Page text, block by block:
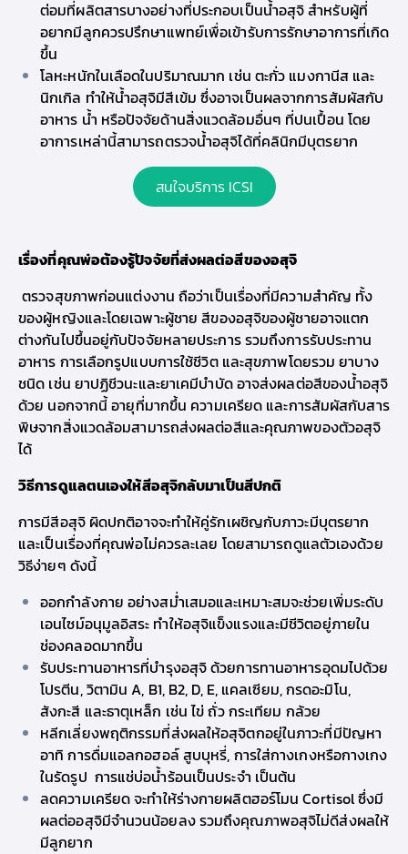
ต่อมที่ผลิตสารบางอย่างที่ประกอบเป็นน้ำอสุจิ สำหรับผู้ที่
อยากมีลูกควรปรึกษาแพทย์เพื่อเข้ารับการรักษาอาการที่เกิด
ขึ้น
โลหะหนักในเลือดในปริมาณมาก เช่น ตะกั่ว แมงกานีส และ
นิกเกิล ทำให้น้ำอสุจิมีสีเข้ม ซึ่งอาจเป็นผลจากการสัมผัสกับ
อาหาร น้ำ หรือปัจจัยด้านสิ่งแวดล้อมอื่นๆ ที่ปนเปื้อน โดย
อาการเหล่านี้สามารถตรวจน้ำอสุจิได้ที่คลินิกมีบุตรยาก
สนใจบริการ ICSI
เรื่องที่คุณพ่อต้องรู้ปัจจัยที่ส่งผลต่อสีของอสุจิ
ตรวจสุขภาพก่อนแต่งงาน ถือว่าเป็นเรื่องที่มีความสำคัญ ทั้ง
ของผู้หญิงและโดยเฉพาะผู้ชายสีของอสุจิของผู้ชายอาจแตก
ต่างกันไปขึ้นอยู่กับปัจจัยหลายประการ รวมถึงการรับประทาน
อาหาร การเลือกรูปแบบการใช้ชีวิต และสุขภาพโดยรวม ยาบาง
ชนิด เช่น ยาปฏิชีวนะและยาเคมีบำบัด อาจส่งผลต่อสีของน้ำอสุจิ
ด้วย นอกจากนี้อายุที่มากขึ้น ความเครียด และการสัมผัสกับสาร
พิษจากสิ่งแวดล้อมสามารถส่งผลต่อสีและคุณภาพของตัวอสุจิ
ได้
วิธีการดูแลตนเองให้สีอสุจิกลับมาเป็นสีปกติ
การมีสีอสุจิ ผิดปกติอาจจะทำให้คู่รักเผชิญกับภาวะมีบุตรยาก
และเป็นเรื่องที่คุณพ่อไม่ควรละเลย โดยสามารถดูแลตัวเองด้วย
วิธีง่ายๆ ดังนี้
ออกกำลังกาย อย่างสม่ำเสมอและเหมาะสมจะช่วยเพิ่มระดับ
เอนไซม์อนุมูลอิสระ ทำให้อสุจิแข็งแรงและมีชีวิตอยู่ภายใน
ช่องคลอดมากขึ้น
รับประทานอาหารที่บำรุงอสุจิด้วยการทานอาหารอุดมไปด้วย
โปรตีน, วิตามิน A, B1, B2, D, E, แคลเซียม, กรดอะมิโน,
สังกะสี และธาตุเหล็ก เช่น ไข่ ถั่ว กระเทียม กล้วย
หลีกเลี่ยงพฤติกรรมที่ส่งผลให้อสุจิตกอยู่ในภาวะที่มีปัญหา
อาทิการดื่มแอลกอฮอล์ สูบบุหรี่, การใส่กางเกงหรือกางเกง
ในรัดรูป การแช่บ่อน้ำร้อนเป็นประจำ เป็นต้น
ลดความเครียดจะทำให้ร่างกายผลิตฮอร์โมน Cortisol ซึ่งมี
ผลต่ออสุจิมีจำนวนน้อยลง รวมถึงคุณภาพอสุจิไม่ดีส่งผลให้
มีลูกยาก